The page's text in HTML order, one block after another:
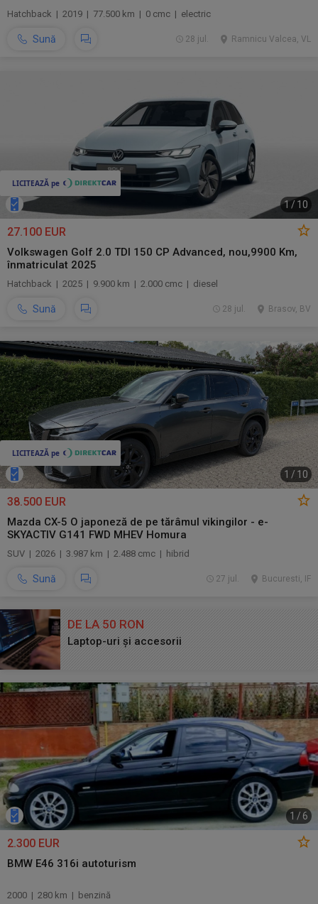
Hatchback | 2019 | 77.500 km | 0 cmc | electric
Sună Ramnicu Valcea, VL
28 jul.
1/ 10
27.100 EUR
Volkswagen Golf 2.0 TDI 150 CP Advanced, nou,9900 Km,
înmatriculat 2025
Hatchback | 2025 | 9.900 km | 2.000 cmc | diesel
Sună Brasov, BV
28 jul.
1 /10
38.500 EUR
Mazda CX-5 O japoneză de pe tărâmul vikingilor - e-
SKYACTIV G141 FWD MHEV Homura
SUV | 2026 | 3.987 km | 2.488 cmc | hibrid
Sună Bucuresti, IF
27 jul.
DE LA 50 RON
Laptop-uri și accesorii
1 / 6
2.300 EUR
BMW E46 316i autoturism
2000 | 280 km | benzină